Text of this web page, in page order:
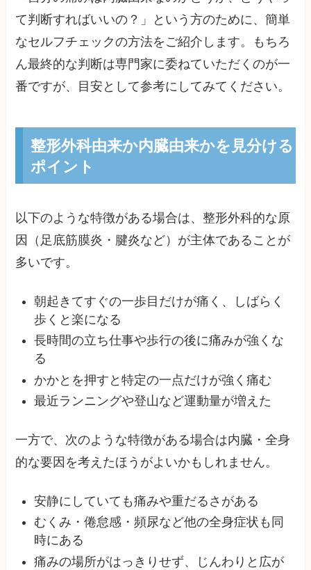
て判断すればいいの？」という方のために、簡単
なセルフチェックの方法をご紹介します。もちろ
ん最終的な判断は専門家に委ねていただくのが一
番ですが、目安として参考にしてみてください。
整形外科由来か内臓由来かを見分ける
ポイント
以下のような特徴がある場合は、整形外科的な原
因（足底筋膜炎・腱炎など）が主体であることが
多いです。
朝起きてすぐの一歩目だけが痛く、しばらく
歩くと楽になる
長時間の立ち仕事や歩行の後に痛みが強くな
る
かかとを押すと特定の一点だけが強く痛む
最近ランニングや登山など運動量が増えた
一方で、次のような特徴がある場合は内臓・全身
的な要因を考えたほうがよいかもしれません。
安静にしていても痛みや重だるさがある
むくみ・倦怠感・頻尿など他の全身症状も同
時にある
痛みの場所がはっきりせず、じんわりと広が